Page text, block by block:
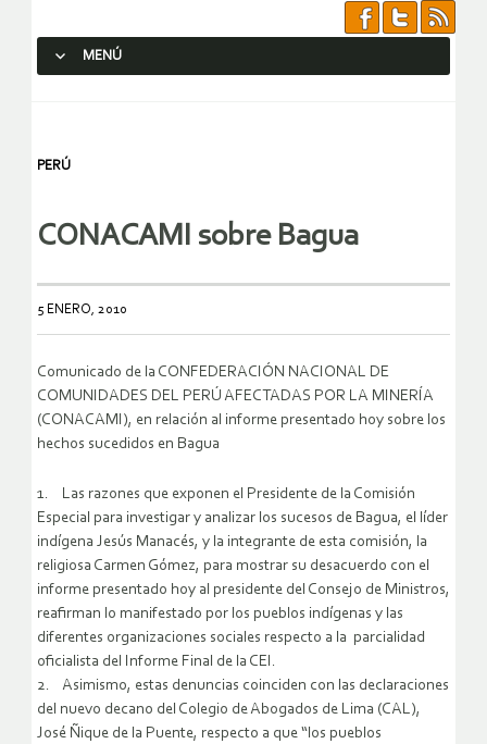
MENÚ
PERÚ
CONACAMI sobre Bagua
5 ENERO, 2010
Comunicado de la CONFEDERACIÓN NACIONAL DE
COMUNIDADES DEL PERÚ AFECTADAS POR LA MINERÍA
(CONACAMI), en relación al informe presentado hoy sobre los
hechos sucedidos en Bagua
1. Las razones que exponen el Presidente de la Comisión
Especial para investigar y analizar los sucesos de Bagua, el líder
indígena Jesús Manacés, y la integrante de esta comisión, la
religiosa Carmen Gómez, para mostrar su desacuerdo con el
informe presentado hoy al presidente del Consejo de Ministros,
reafirman lo manifestado por los pueblos indígenas y las
diferentes organizaciones sociales respecto a la parcialidad
oficialista del Informe Final de la CEI.
2. Asimismo, estas denuncias coinciden con las declaraciones
del nuevo decano del Colegio de Abogados de Lima (CAL),
José Ñique de la Puente, respecto a que “los pueblos